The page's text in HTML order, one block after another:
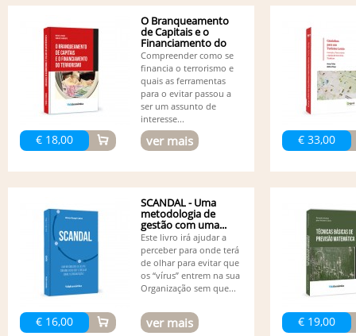
€ 18,00
O Branqueamento
de Capitais e o
Financiamento do
Terrorismo
Compreender como se
financia o terrorismo e
quais as ferramentas
para o evitar passou a
ser um assunto de
interesse...
ver mais € 33,00
€ 16,00
SCANDAL - Uma
metodologia de
gestão com uma...
Este livro irá ajudar a
perceber para onde terá
de olhar para evitar que
os “vírus” entrem na sua
Organização sem que...
ver mais € 19,00